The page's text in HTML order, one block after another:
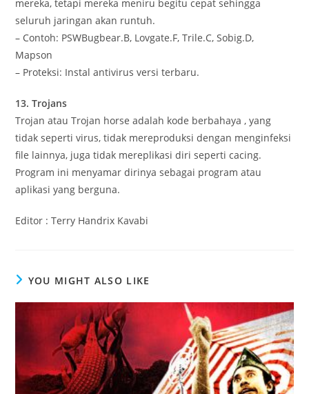
mereka, tetapi mereka meniru begitu cepat sehingga
seluruh jaringan akan runtuh.
– Contoh: PSWBugbear.B, Lovgate.F, Trile.C, Sobig.D,
Mapson
– Proteksi: Instal antivirus versi terbaru.
13. Trojans
Trojan atau Trojan horse adalah kode berbahaya , yang
tidak seperti virus, tidak mereproduksi dengan menginfeksi
file lainnya, juga tidak mereplikasi diri seperti cacing.
Program ini menyamar dirinya sebagai program atau
aplikasi yang berguna.
Editor : Terry Handrix Kavabi
YOU MIGHT ALSO LIKE